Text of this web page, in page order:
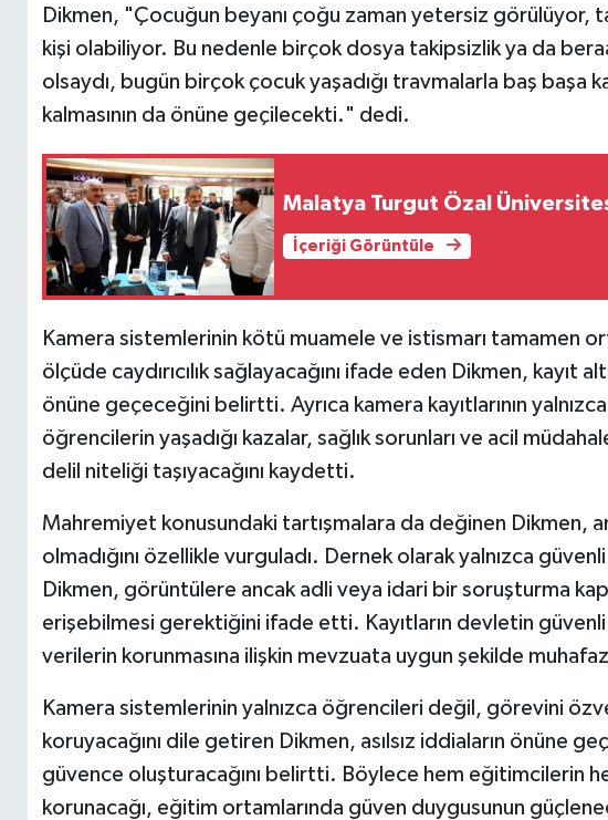
Dikmen, "Çocuğun beyanı çoğu zaman yetersiz görülüyor,
kişi olabiliyor. Bu nedenle birçok dosya takipsizlik ya da
olsaydı, bugün birçok çocuk yaşadığı travmalarla baş başa
kalmasının da önüne geçilecekti." dedi.
Malatya Turgut Özal
İçeriği Görüntüle
Kamera sistemlerinin kötü muamele ve istismarı tamamen
ölçüde caydırıcılık sağlayacağını ifade eden Dikmen, kayıt
önüne geçeceğini belirtti. Ayrıca kamera kayıtlarının
öğrencilerin yaşadığı kazalar, sağlık sorunları ve acil
delil niteliği taşıyacağını kaydetti.
Mahremiyet konusundaki tartışmalara da değinen Dikmen,
olmadığını özellikle vurguladı. Dernek olarak yalnızca
Dikmen, görüntülere ancak adli veya idari bir soruşturma
erişebilmesi gerektiğini ifade etti. Kayıtların devletin güvenli
verilerin korunmasına ilişkin mevzuata uygun şekilde
Kamera sistemlerinin yalnızca öğrencileri değil, görevini
koruyacağını dile getiren Dikmen, asılsız iddiaların önüne
güvence oluşturacağını belirtti. Böylece hem eğitimcilerin
korunacağı, eğitim ortamlarında güven duygusunun